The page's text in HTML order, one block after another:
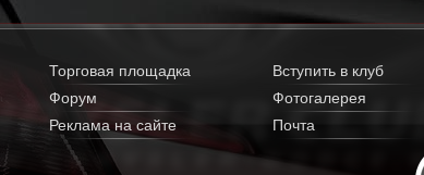
Торговая площадка
Вступить в клуб
Форум
Фотогалерея
Реклама на сайте Почта